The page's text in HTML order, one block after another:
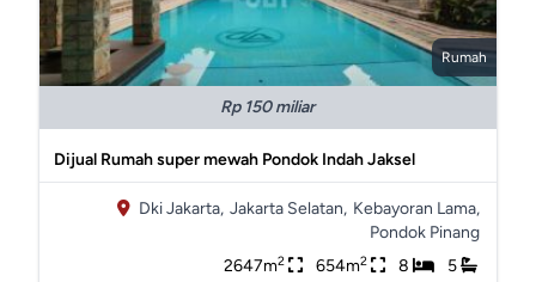
Rumah
Rp 150 miliar
Dijual Rumah super mewah Pondok Indah Jaksel
Dki Jakarta, Jakarta Selatan, Kebayoran Lama,
Pondok Pinang
2647m2 654m2 8 5